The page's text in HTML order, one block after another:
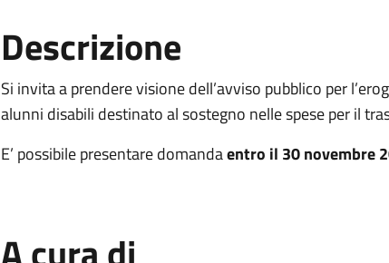
Descrizione
Si invita a prendere visione dell’avviso pubblico per
alunni disabili destinato al sostegno nelle spese per il
E’ possibile presentare domandaentro il 30 novembre